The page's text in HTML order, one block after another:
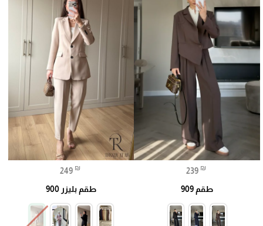
239 ₪
طقم 909
249 ₪
طقم بليزر 900